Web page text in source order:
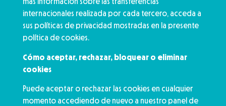
internacionales realizada por cada tercero, acceda a
sus políticas de privacidad mostradas en la presente
política de cookies.
Cómo aceptar, rechazar, bloquear o eliminar
cookies
Puede aceptar o rechazar las cookies en cualquier
momento accediendo de nuevo a nuestro panel de